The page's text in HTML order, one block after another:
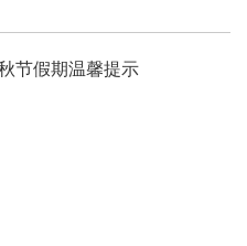
节假期温馨提示